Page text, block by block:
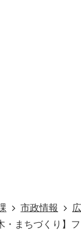
市政情報
・まちづくり】